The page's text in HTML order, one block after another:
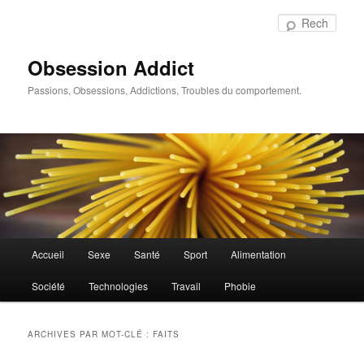
Obsession Addict
Passions, Obsessions, Addictions, Troubles du comportement.
principal
Accueil Sexe Santé Sport Alimentation
Société Technologies Travail Phobie
ARCHIVES PAR MOT-CLÉ : FAITS